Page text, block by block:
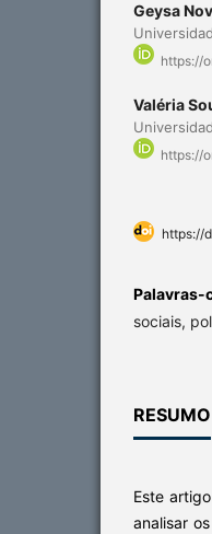
Geysa
https://
Valéria
https://
https://
Palavras-
sociais,
RESUMO
Este
analisar